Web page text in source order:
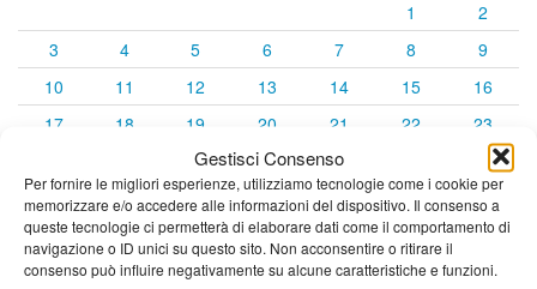
Gestisci Consenso
Per fornire le migliori esperienze, utilizziamo tecnologie come i cookie per
memorizzare e/o accedere alle informazioni del dispositivo. Il consenso a
queste tecnologie ci permetterà di elaborare dati come il comportamento di
navigazione o ID unici su questo sito. Non acconsentire o ritirare il
consenso può influire negativamente su alcune caratteristiche e funzioni.
1
2
3
4 5 6 7 8
9
10
11 12 13 14 15
16
17
18 19 20 21 22
23
26 27 28
31